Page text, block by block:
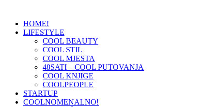
HOME!
LIFESTYLE
COOL BEAUTY
COOL STIL
COOL MJESTA
48SATI – COOL PUTOVANJA
COOL KNJIGE
COOLPEOPLE
STARTUP
COOLNOMENALNO!